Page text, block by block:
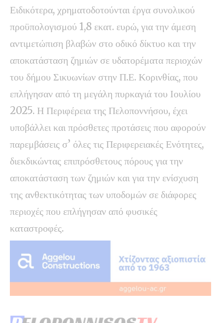
Ειδικότερα, χρηματοδοτούνται έργα συνολικού
προϋπολογισμού 1,8 εκατ. ευρώ, για την άμεση
αντιμετώπιση βλαβών στο οδικό δίκτυο και την
αποκατάσταση ζημιών σε υδατορέματα περιοχών
του δήμου Σικυωνίων στην Π.Ε. Κορινθίας, που
επλήγησαν από τη μεγάλη πυρκαγιά του Ιουλίου
2025. Η Περιφέρεια της Πελοποννήσου, έχει
υποβάλλει και πρόσθετες προτάσεις που αφορούν
παρεμβάσεις σ’ όλες τις Περιφερειακές Ενότητες,
διεκδικώντας επιπρόσθετους πόρους για την
αποκατάσταση των ζημιών και για την ενίσχυση
της ανθεκτικότητας των υποδομών σε διάφορες
περιοχές που επλήγησαν από φυσικές
καταστροφές.